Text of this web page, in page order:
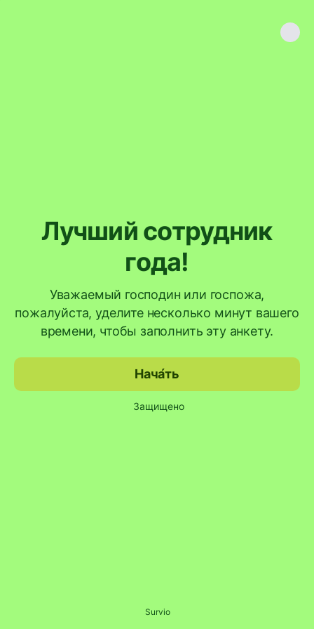
Лучший сотрудник
года!
Уважаемый господин или госпожа,
пожалуйста, уделите несколько минут вашего
времени, чтобы заполнить эту анкету.
Нача́ть
Защищено
Survio